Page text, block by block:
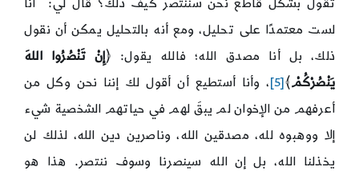
تقول بشكل قاطع نحن سننتصر كيف ذلك؟ قال لي: أنا
لست معتمدًا على تحليل، ومع أنه بالتحليل يمكن أن نقول
ذلك، بل أنا مصدق الله؛ فالله يقول: ﴿إِنْ تَنْصُرُوا اللهَ
يَنْصُرْكُمْ﴾ [5]
، وأنا أستطيع أن أقول لك إننا نحن وكل من
أعرفهم من الإخوان لم يبقَ لهم في حياتهم الشخصية شيء
إلا ووهبوه لله، مصدقين الله، وناصرين دين الله، لذلك لن
يخذلنا الله، بل إن الله سينصرنا وسوف ننتصر. هذا هو